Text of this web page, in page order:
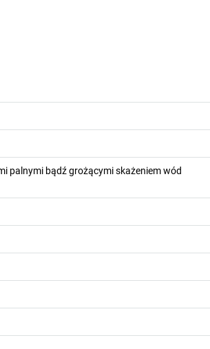
palnymi bądź grożącymi skażeniem wód